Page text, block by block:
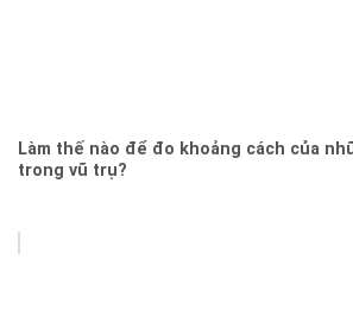
Làm thế nào để đo khoảng cách của
trong vũ trụ?